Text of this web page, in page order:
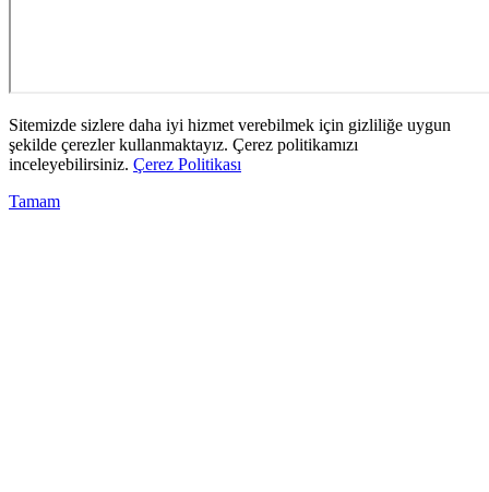
Sitemizde sizlere daha iyi hizmet verebilmek için gizliliğe uygun
şekilde çerezler kullanmaktayız. Çerez politikamızı
inceleyebilirsiniz. Çerez Politikası
Tamam